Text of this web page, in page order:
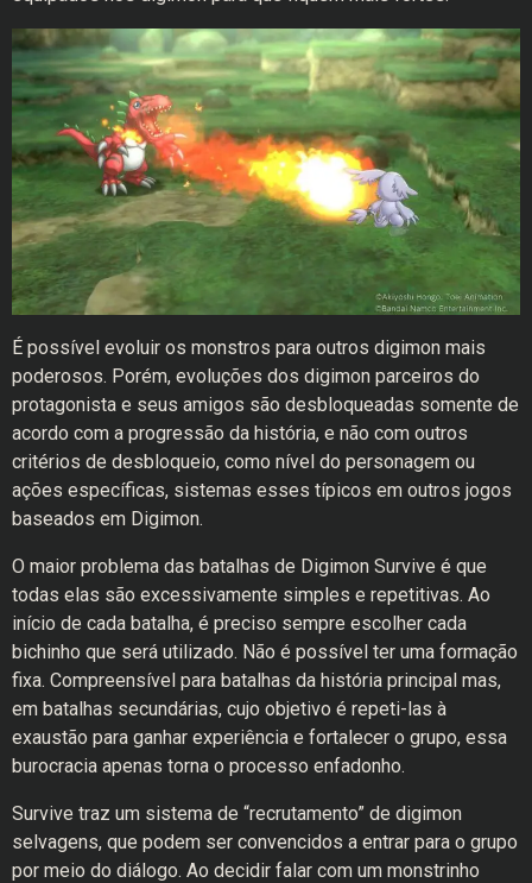
É possível evoluir os monstros para outros digimon mais
poderosos. Porém, evoluções dos digimon parceiros do
protagonista e seus amigos são desbloqueadas somente de
acordo com a progressão da história, e não com outros
critérios de desbloqueio, como nível do personagem ou
ações específicas, sistemas esses típicos em outros jogos
baseados em Digimon.
O maior problema das batalhas de Digimon Survive é que
todas elas são excessivamente simples e repetitivas. Ao
início de cada batalha, é preciso sempre escolher cada
bichinho que será utilizado. Não é possível ter uma formação
fixa. Compreensível para batalhas da história principal mas,
em batalhas secundárias, cujo objetivo é repeti-las à
exaustão para ganhar experiência e fortalecer o grupo, essa
burocracia apenas torna o processo enfadonho.
Survive traz um sistema de “recrutamento” de digimon
selvagens, que podem ser convencidos a entrar para o grupo
por meio do diálogo. Ao decidir falar com um monstrinho